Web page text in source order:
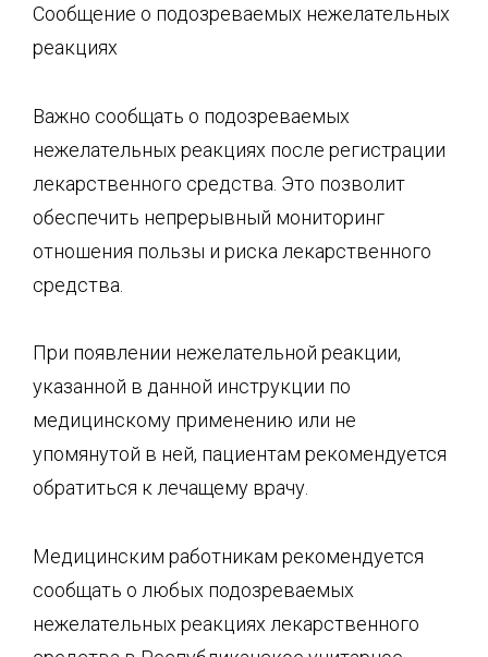
Сообщение о подозреваемых нежелательных
реакциях
Важно сообщать о подозреваемых
нежелательных реакциях после регистрации
лекарственного средства. Это позволит
обеспечить непрерывный мониторинг
отношения пользы и риска лекарственного
средства.
При появлении нежелательной реакции,
указанной в данной инструкции по
медицинскому применению или не
упомянутой в ней, пациентам рекомендуется
обратиться к лечащему врачу.
Медицинским работникам рекомендуется
сообщать о любых подозреваемых
нежелательных реакциях лекарственного